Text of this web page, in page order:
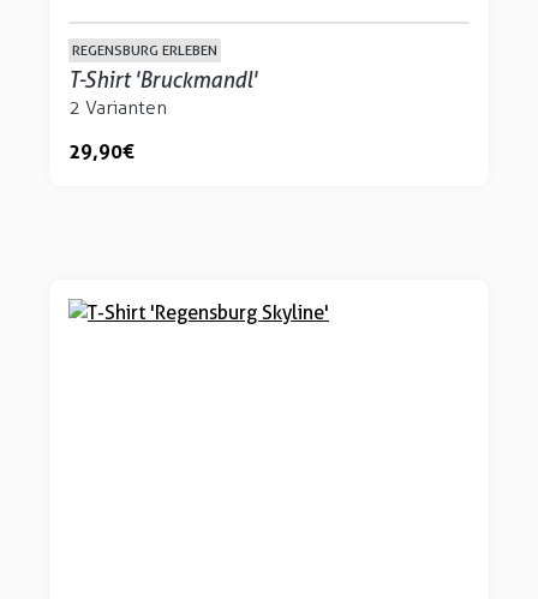
REGENSBURG ERLEBEN
T-Shirt 'Bruckmandl'
2 Varianten
29,90 €